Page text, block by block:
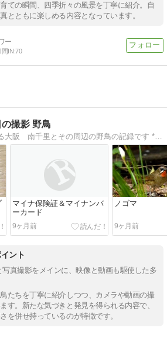
ての瞬間、四季折々の風景を丁寧に紹介。自
とともに楽しめる内容となっています。
間IN:70
撮影 野鳥
すーやん が撮影する大阪 南千里とその周辺の野鳥の記録です **ステハン投稿禁止 **誹謗及び中傷のコメントは禁止します！
マイナ保険証＆マイナンバ
ーカード
9ヶ月前
ノゴマ
9ヶ月前
ント
写真撮影をメインに、映像と動画も駆使した多
たちを丁寧に紹介しつつ、カメラや動画の撮
す。新たな気づきと発見を得られる内容で、
を併せ持っているのが特徴です。